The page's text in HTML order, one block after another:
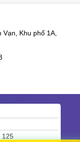
Khu phố 1A,
125